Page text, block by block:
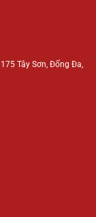
Tây Sơn, Đống Đa,